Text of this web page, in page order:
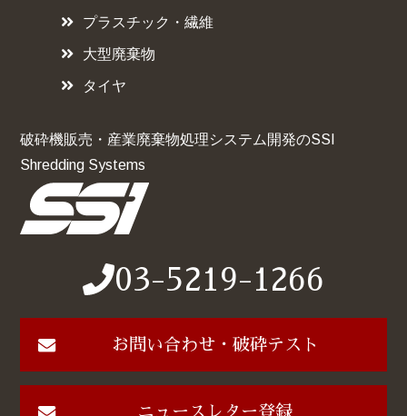
プラスチック・繊維
大型廃棄物
タイヤ
破砕機販売・産業廃棄物処理システム開発のSSI
Shredding Systems
03-5219-1266
お問い合わせ・破砕テスト
ニュースレター登録